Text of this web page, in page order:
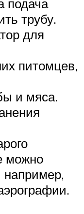
подача
трубу.
для
питомцев,
и мяса.
можно
например,